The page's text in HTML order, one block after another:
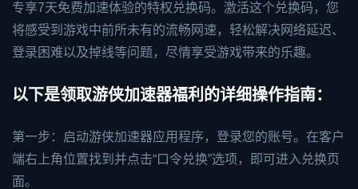
专享7天免费加速体验的特权兑换码。激活这个兑换码，您
将感受到游戏中前所未有的流畅网速，轻松解决网络延迟、
登录困难以及掉线等问题，尽情享受游戏带来的乐趣。
以下是领取游侠加速器福利的详细操作指南：
第一步：启动游侠加速器应用程序，登录您的账号。在客户
端右上角位置找到并点击“口令兑换”选项，即可进入兑换页
面。